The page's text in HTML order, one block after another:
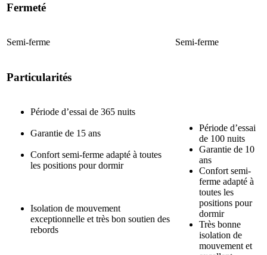
Fermeté
Semi-ferme Semi-ferme
Particularités
Période d’essai de 365 nuits
Garantie de 15 ans
Confort semi-ferme adapté à toutes
les positions pour dormir
Isolation de mouvement
exceptionnelle et très bon soutien des
rebords
Période d’essai
de 100 nuits
Garantie de 10
ans
Confort semi-
ferme adapté à
toutes les
positions pour
dormir
Très bonne
isolation de
mouvement et